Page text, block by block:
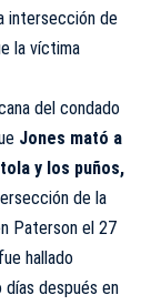
intersección de
la víctima
del condado
Jones mató a
y los puños,
de la
Paterson el 27
hallado
días después en